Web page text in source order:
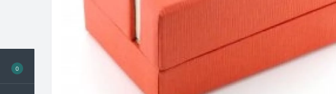
0